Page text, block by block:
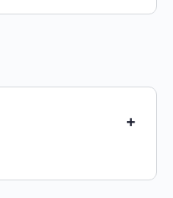
+